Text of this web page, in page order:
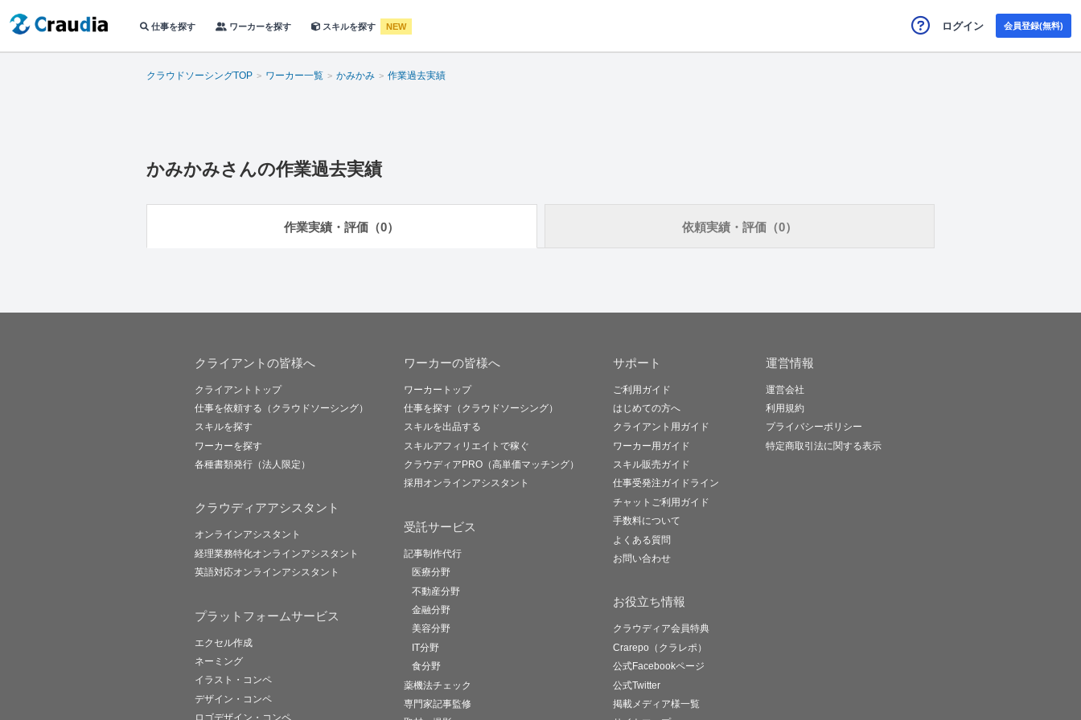
仕事を探す ワーカーを探す スキルを探す NEW ログイン 会員登録(無料)
クラウドソーシングTOP ワーカー一覧 かみかみ 作業過去実績
かみかみさんの作業過去実績
作業実績・評価（0） 依頼実績・評価（0）
クライアントの皆様へ
クライアントトップ
仕事を依頼する（クラウドソーシング）
スキルを探す
ワーカーを探す
各種書類発行（法人限定）
クラウディアアシスタント
オンラインアシスタント
経理業務特化オンラインアシスタント
英語対応オンラインアシスタント
プラットフォームサービス
エクセル作成
ネーミング
イラスト・コンペ
デザイン・コンペ
ロゴデザイン・コンペ
ワーカーの皆様へ
ワーカートップ
仕事を探す（クラウドソーシング）
スキルを出品する
スキルアフィリエイトで稼ぐ
クラウディアPRO（高単価マッチング）
採用オンラインアシスタント
受託サービス
記事制作代行
医療分野
不動産分野
金融分野
美容分野
IT分野
食分野
薬機法チェック
専門家記事監修
サポート
ご利用ガイド
はじめての方へ
クライアント用ガイド
ワーカー用ガイド
スキル販売ガイド
仕事受発注ガイドライン
チャットご利用ガイド
手数料について
よくある質問
お問い合わせ
お役立ち情報
クラウディア会員特典
Crarepo（クラレポ）
公式Facebookページ
公式Twitter
掲載メディア様一覧
運営情報
運営会社
利用規約
プライバシーポリシー
特定商取引法に関する表示